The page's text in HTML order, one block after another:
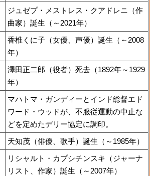
ジュゼプ・メストレス・クアドレニ（作
曲家）誕生（～2021年）
香椎くに子（女優、声優）誕生（～2008
年）
澤田正二郎（役者）死去（1892年～1929
年）
マハトマ・ガンディーとインド総督エド
ワード・ウッドが、不服従運動の中止な
どを定めたデリー協定に調印。
天知茂（俳優、歌手）誕生（～1985年）
リシャルト・カプシチンスキ（ジャーナ
リスト、作家）誕生（～2007年）